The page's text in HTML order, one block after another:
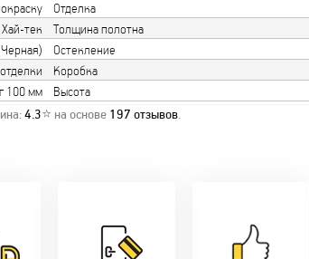
Отделка
тек Толщина полотна
Остекление
Коробка
100 мм Высота
4.3⭐ на основе 197 отзывов.
2-36 мес
фабрики!
Предлагаем